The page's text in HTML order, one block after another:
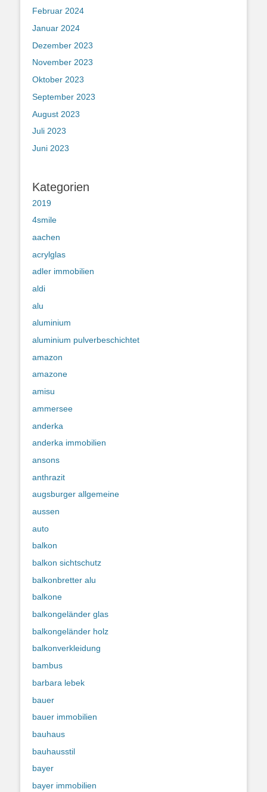
Februar 2024
Januar 2024
Dezember 2023
November 2023
Oktober 2023
September 2023
August 2023
Juli 2023
Juni 2023
Kategorien
2019
4smile
aachen
acrylglas
adler immobilien
aldi
alu
aluminium
aluminium pulverbeschichtet
amazon
amazone
amisu
ammersee
anderka
anderka immobilien
ansons
anthrazit
augsburger allgemeine
aussen
auto
balkon
balkon sichtschutz
balkonbretter alu
balkone
balkongeländer glas
balkongeländer holz
balkonverkleidung
bambus
barbara lebek
bauer
bauer immobilien
bauhaus
bauhausstil
bayer
bayer immobilien